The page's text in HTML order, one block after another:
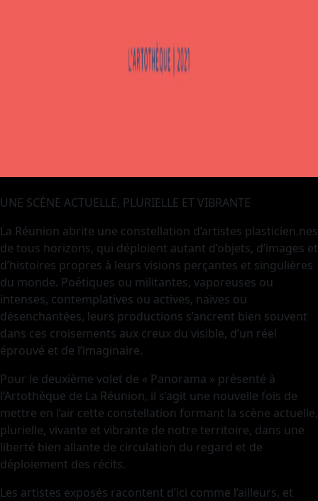
UNE SCÈNE ACTUELLE, PLURIELLE ET VIBRANTE
La Réunion abrite une constellation d’artistes plasticien.nes
de tous horizons, qui déploient autant d’objets, d’images et
d’histoires propres à leurs visions perçantes et singulières
du monde. Poétiques ou militantes, vaporeuses ou
intenses, contemplatives ou actives, naïves ou
désenchantées, leurs productions s’ancrent bien souvent
dans ces croisements aux creux du visible, d’un réel
éprouvé et de l’imaginaire.
Pour le deuxième volet de « Panorama » présenté à
l’Artothèque de La Réunion, il s’agit une nouvelle fois de
mettre en l’air cette constellation formant la scène actuelle,
plurielle, vivante et vibrante de notre territoire, dans une
liberté bien allante de circulation du regard et de
déploiement des récits.
Les artistes exposés racontent d’ici comme l’ailleurs, et